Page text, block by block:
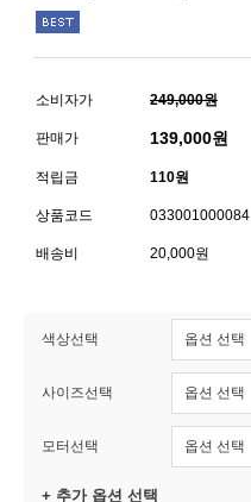
소비자가 249,000원
판매가 139,000원
적립금 110원
상품코드 033001000084
배송비 20,000원
색상선택
사이즈선택
모터선택
+ 추가 옵션 선택